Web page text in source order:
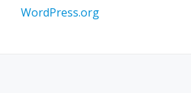
WordPress.org